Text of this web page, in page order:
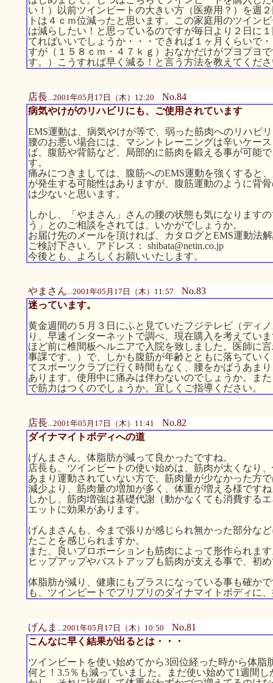
い！）以前ツインビートの大きい方（医療用？）を週
トは４ｃｍ位減ったと思います。この家庭用のツイン
は減らしたい！と思っているのですが毎日より２日に
てればいいでしょうか・・・できれば１ヶ月くらいで
すが（１５８ｃｍ・４７ｋｇ）おなかだけがプヨプヨ
す。）こうすれば早く減る！と言う方法を教えてくだ
店長...2001年05月17日（木）12:20 No.84
病気やけがのリハビリにも、ご使用されています
EMS運動は、病気やけが等で、弱った筋肉へのリハビ
腰のお悪い場合には、マシントレーニングは辛いケー
ば、腹筋や背筋など、局部的に筋肉を鍛える事が可能
す。
痛みにつきましては、腹筋へのEMS運動を強くすると
が発生する可能性はありますが、腹筋運動のように背
は少ないと思います。
しかし、「やまさん」さんの腰の状態も気になります
う」とのご相談をされては、いかがでしょうか。
お届け先のメールを頂ければ、カタログとEMS運動法
ご検討下さい。アドレス： shibata@netin.co.jp
今後とも、よろしくお願いいたします。
やまさん...2001年05月17日（木）11:57 No.83
迷っています。
黄金週間の５月３日にふと見ていたフジテレビ（ディ
り、早速インターネットで調べ、現在購入を考えてい
ほど前に椎間板ヘルニアで入院を致しました。医師に
事課です。）で、しかも腹筋が年齢とともに落ちてい
てスポーツクラブに行く時間もなく、腰をかばうあま
あります。使用中に痛みは伴わないのでしょうか。ま
で筋力はつくのでしょうか。宜しくご指導ください。
店長...2001年05月17日（木）11:41 No.82
ダイナマイトボディへの道
げんまさん、体脂肪が減って良かったですね。
店長も、ツインビートの使い始めは、筋肉が太くなり
あまり運動されていない方で、筋肉量が少なかった方
減少より、筋肉量の増加が多く、体重が増える様です
しかし、筋肉増強は基礎代謝（動かなくても消費する
エットに効果があります。
げんまさんも、今まで張りが感じられ無かった部分な
たことを感じられますか。
また、良いプロポーションも筋肉によって形作られま
ヒップアップやバストアップも筋肉が支える事で、初
体脂肪が減り、健康にもプラスになっている事も確か
も、ツインビートでプリプリのダイナマイトボディに
げんま ...2001年05月17日（木）10:50 No.81
こんなに早く結果が出るとは・・・
ツインビートを使い始めてから3回位経った時から体
何と！3.5％も減っていました。まだ使い始めて1週間